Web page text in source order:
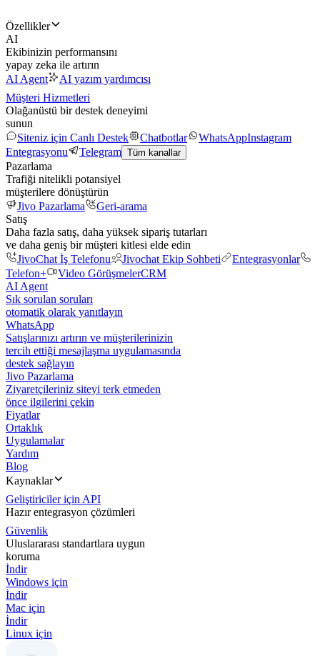
Özellikler
AI
Ekibinizin performansını
yapay zeka ile artırın
AI Agent
AI yazım yardımcısı
Müşteri Hizmetleri
Olağanüstü bir destek deneyimi
sunun
Siteniz için Canlı Destek
Chatbotlar WhatsAppInstagram
Entegrasyonu
Telegram Tüm kanallar
Pazarlama
Trafiği nitelikli potansiyel
müşterilere dönüştürün
Jivo Pazarlama
Geri-arama
Satış
Daha fazla satış, daha yüksek sipariş tutarları
ve daha geniş bir müşteri kitlesi elde edin
JivoChat İş Telefonu
Jivochat Ekip Sohbeti
Entegrasyonlar
Telefon+
Video GörüşmelerCRM
AI Agent
Sık sorulan soruları
otomatik olarak yanıtlayın
WhatsApp
Satışlarınızı artırın ve müşterilerinizin
tercih ettiği mesajlaşma uygulamasında
destek sağlayın
Jivo Pazarlama
Ziyaretçileriniz siteyi terk etmeden
önce ilgilerini çekin
Fiyatlar
Ortaklık
Uygulamalar
Yardım
Blog
Kaynaklar
Geliştiriciler için API
Hazır entegrasyon çözümleri
Güvenlik
Uluslararası standartlara uygun
koruma
İndir
Windows için
İndir
Mac için
İndir
Linux için